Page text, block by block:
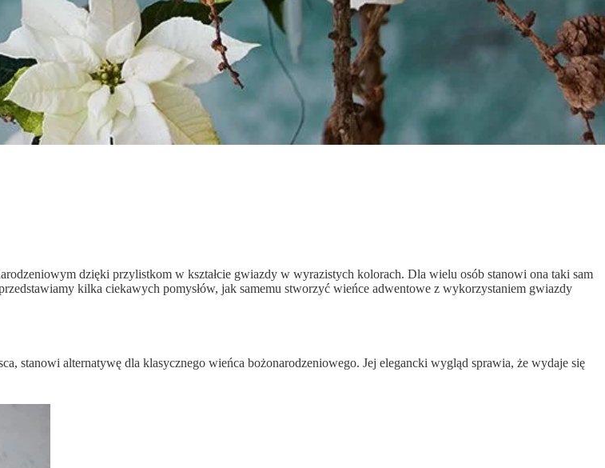
dzięki przylistkom w kształcie gwiazdy w wyrazistych kolorach. Dla wielu osób stanowi ona taki sam
kilka ciekawych pomysłów, jak samemu stworzyć wieńce adwentowe z wykorzystaniem gwiazdy
stanowi alternatywę dla klasycznego wieńca bożonarodzeniowego. Jej elegancki wygląd sprawia, że wydaje się